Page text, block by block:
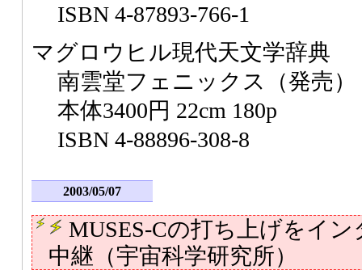
ISBN 4-87893-766-1
マグロウヒル現代天文学辞典
南雲堂フェニックス（発売）
本体3400円 22cm 180p
ISBN 4-88896-308-8
2003/05/07
MUSES-Cの打ち上げをイ
中継（宇宙科学研究所）